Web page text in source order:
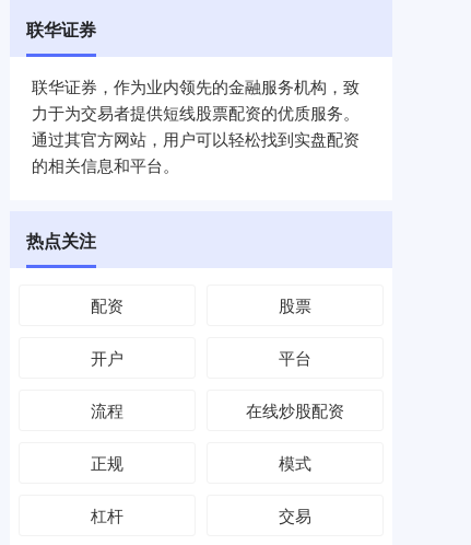
联华证券
联华证券，作为业内领先的金融服务机构，致
力于为交易者提供短线股票配资的优质服务。
通过其官方网站，用户可以轻松找到实盘配资
的相关信息和平台。
热点关注
配资 股票
开户 平台
流程 在线炒股配资
正规 模式
杠杆 交易